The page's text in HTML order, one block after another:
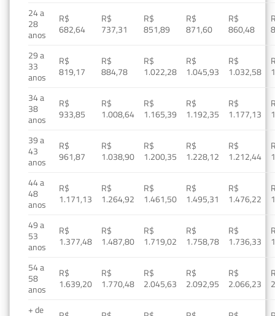
24 a
28
anos
R$
682,64
R$
737,31
R$
851,89
R$
871,60
R$
860,48
29 a
33
anos
R$
819,17
R$
884,78
R$
1.022,28
R$
1.045,93
R$
1.032,58
34 a
38
anos
R$
933,85
R$
1.008,64
R$
1.165,39
R$
1.192,35
R$
1.177,13
39 a
43
anos
R$
961,87
R$
1.038,90
R$
1.200,35
R$
1.228,12
R$
1.212,44
44 a
48
anos
R$
1.171,13
R$
1.264,92
R$
1.461,50
R$
1.495,31
R$
1.476,22
49 a
53
anos
R$
1.377,48
R$
1.487,80
R$
1.719,02
R$
1.758,78
R$
1.736,33
54 a
58
anos
R$
1.639,20
R$
1.770,48
R$
2.045,63
R$
2.092,95
R$
2.066,23
+ de